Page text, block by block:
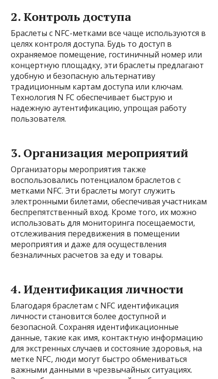
2. Контроль доступа
Браслеты с NFC-метками все чаще используются в
целях контроля доступа. Будь то доступ в
охраняемое помещение, гостиничный номер или
концертную площадку, эти браслеты предлагают
удобную и безопасную альтернативу
традиционным картам доступа или ключам.
Технология N FC обеспечивает быструю и
надежную аутентификацию, упрощая работу
пользователя.
3. Организация мероприятий
Организаторы мероприятия также
воспользовались потенциалом браслетов с
метками NFC. Эти браслеты могут служить
электронными билетами, обеспечивая участникам
беспрепятственный вход. Кроме того, их можно
использовать для мониторинга посещаемости,
отслеживания передвижения в помещении
мероприятия и даже для осуществления
безналичных расчетов за еду и товары.
4. Идентификация личности
Благодаря браслетам с NFC идентификация
личности становится более доступной и
безопасной. Сохраняя идентификационные
данные, такие как имя, контактную информацию
для экстренных случаев и состояние здоровья, на
метке NFC, люди могут быстро обмениваться
важными данными в чрезвычайных ситуациях.